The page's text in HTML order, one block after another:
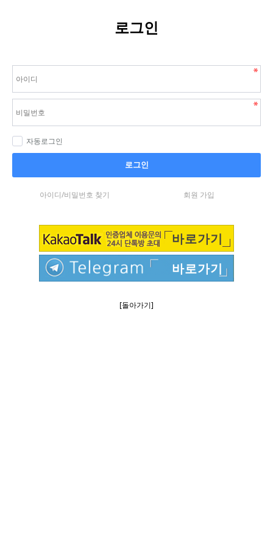
로그인
자동로그인
로그인
아이디/비밀번호 찾기 회원 가입
바로가기
바로가기
[돌아가기]